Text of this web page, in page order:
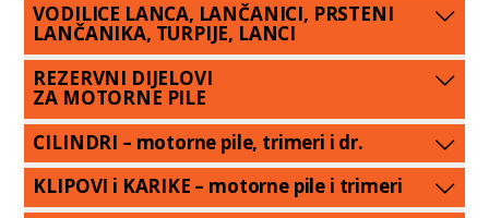
VODILICE LANCA, LANČANICI, PRSTENI
LANČANIKA, TURPIJE, LANCI
REZERVNI DIJELOVI
ZA MOTORNE PILE
CILINDRI – motorne pile, trimeri i dr.
KLIPOVI i KARIKE – motorne pile i trimeri